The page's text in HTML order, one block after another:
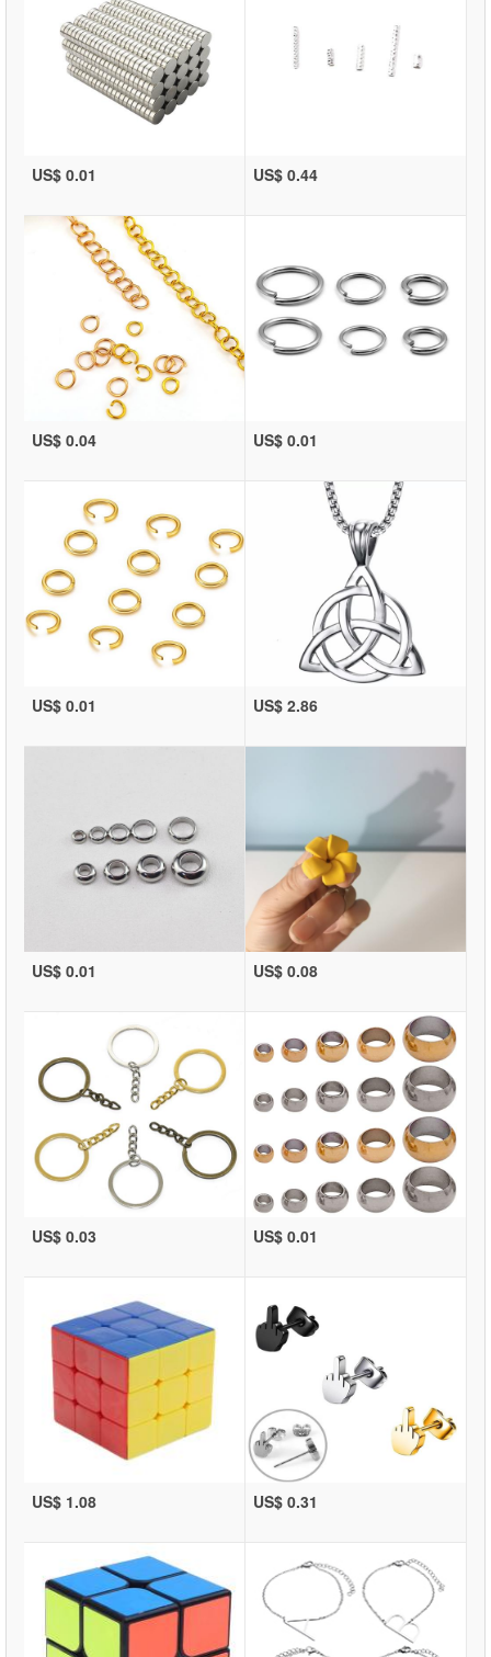
US$ 0.01 US$ 0.44
US$ 0.04 US$ 0.01
US$ 0.01 US$ 2.86
US$ 0.01 US$ 0.08
US$ 0.03 US$ 0.01
US$ 1.08 US$ 0.31